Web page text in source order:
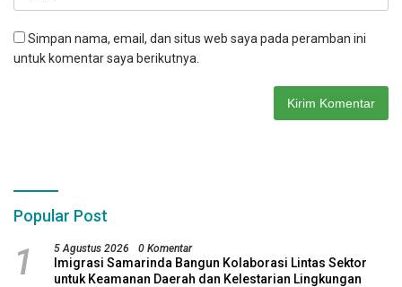
Simpan nama, email, dan situs web saya pada peramban ini
untuk komentar saya berikutnya.
Popular Post
1 5 Agustus 2026 0 Komentar
Imigrasi Samarinda Bangun Kolaborasi Lintas Sektor
untuk Keamanan Daerah dan Kelestarian Lingkungan